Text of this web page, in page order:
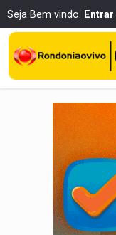
Seja Bem vindo. Entrar